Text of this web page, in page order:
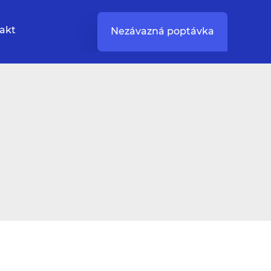
Nezávazná poptávka